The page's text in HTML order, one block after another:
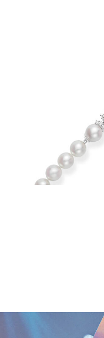
这段视频以特写镜头